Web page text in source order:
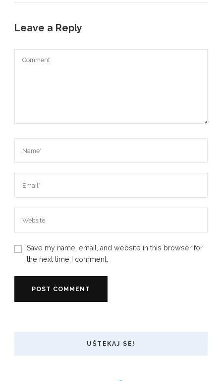
Leave a Reply
Save my name, email, and website in this browser for
the next time I comment.
UŠTEKAJ SE!